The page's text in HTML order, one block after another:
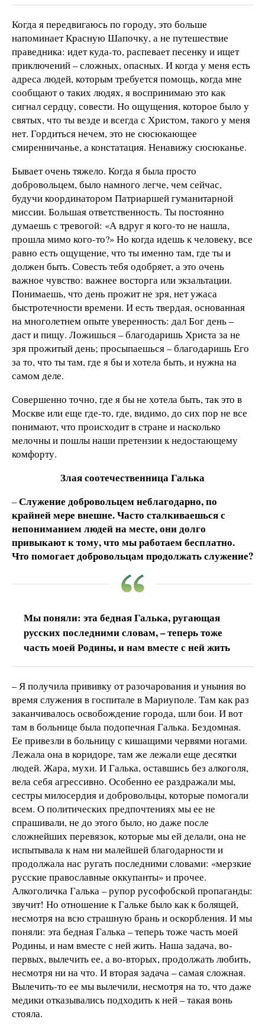
Когда я передвигаюсь по городу, это больше
напоминает Красную Шапочку, а не путешествие
праведника: идет куда-то, распевает песенку и ищет
приключений – сложных, опасных. И когда у меня есть
адреса людей, которым требуется помощь, когда мне
сообщают о таких людях, я воспринимаю это как
сигнал сердцу, совести. Но ощущения, которое было у
святых, что ты везде и всегда с Христом, такого у меня
нет. Гордиться нечем, это не сюсюкающее
смиренничанье, а констатация. Ненавижу сюсюканье.
Бывает очень тяжело. Когда я была просто
добровольцем, было намного легче, чем сейчас,
будучи координатором Патриаршей гуманитарной
миссии. Большая ответственность. Ты постоянно
думаешь с тревогой: «А вдруг я кого-то не нашла,
прошла мимо кого-то?» Но когда идешь к человеку, все
равно есть ощущение, что ты именно там, где ты и
должен быть. Совесть тебя одобряет, а это очень
важное чувство: важнее восторга или экзальтации.
Понимаешь, что день прожит не зря, нет ужаса
быстротечности времени. И есть твердая, основанная
на многолетнем опыте уверенность: дал Бог день –
даст и пищу. Ложишься – благодаришь Христа за не
зря прожитый день; просыпаешься – благодаришь Его
за то, что ты там, где я бы и хотела быть, и нужна на
самом деле.
Совершенно точно, где я бы не хотела быть, так это в
Москве или еще где-то, где, видимо, до сих пор не все
понимают, что происходит в стране и насколько
мелочны и пошлы наши претензии к недостающему
комфорту.
Злая соотечественница Галька
–Служение добровольцем неблагодарно, по
крайней мере внешне. Часто сталкиваешься с
непониманием людей на месте, они долго
привыкают к тому, что мы работаем бесплатно.
Что помогает добровольцам продолжать служение?
Мы поняли: эта бедная Галька, ругающая
русских последними словам, – теперь тоже
часть моей Родины, и нам вместе с ней жить
– Я получила прививку от разочарования и уныния во
время служения в госпитале в Мариуполе. Там как раз
заканчивалось освобождение города, шли бои. И вот
там в больнице была подопечная Галька. Бездомная.
Ее привезли в больницу с кишащими червями ногами.
Лежала она в коридоре, там же лежали еще десятки
людей. Жара, мухи. И Галька, оставшись без алкоголя,
вела себя агрессивно. Особенно ее раздражали мы,
сестры милосердия и добровольцы, которые помогали
всем. О политических предпочтениях мы ее не
спрашивали, не до этого было, но даже после
сложнейших перевязок, которые мы ей делали, она не
испытывала к нам ни малейшей благодарности и
продолжала нас ругать последними словами: «мерзкие
русские православные оккупанты» и прочее.
Алкоголичка Галька – рупор русофобской пропаганды:
звучит! Но отношение к Гальке было как к болящей,
несмотря на всю страшную брань и оскорбления. И мы
поняли: эта бедная Галька – теперь тоже часть моей
Родины, и нам вместе с ней жить. Наша задача, во-
первых, вылечить ее, а во-вторых, продолжать любить,
несмотря ни на что. И вторая задача – самая сложная.
Вылечить-то ее мы вылечили, несмотря на то, что даже
медики отказывались подходить к ней – такая вонь
стояла.